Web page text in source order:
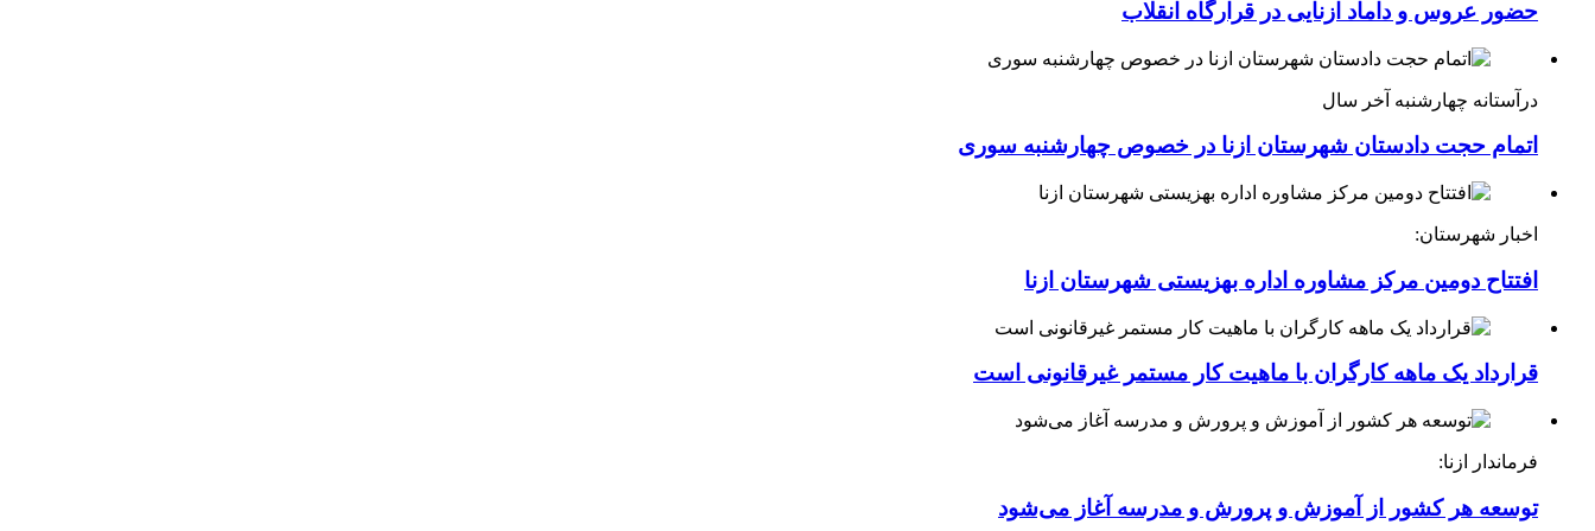
حضور عروس و داماد ازنایی در قرارگاه انقلاب
درآستانه چهارشنبه آخر سال
اتمام حجت دادستان شهرستان ازنا در خصوص چهارشنبه ‌سوری
اخبار شهرستان:
افتتاح دومین مرکز مشاوره اداره بهزیستی شهرستان ازنا
قرارداد یک ماهه کارگران با ماهیت کار مستمر غیرقانونی است
فرماندار ازنا:
توسعه هر کشور از آموزش و پرورش و مدرسه آغاز می‌شود